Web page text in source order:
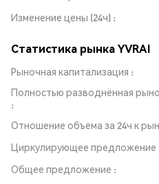
Изменение цены (24ч)
Статистика рынка YVRAI
Рыночная капитализация
Полностью разводнённая
Отношение объема за 24ч к
Циркулирующее предложение
Общее предложение